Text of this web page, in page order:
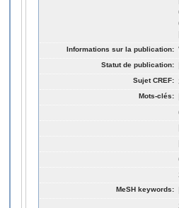
Informations sur la publication:
Statut de publication:
Sujet CREF:
Mots-clés:
MeSH keywords: